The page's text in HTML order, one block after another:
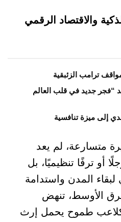
والاقتصاد الرقمي
ترامب الزئبقية
“فجر جديد في قلب العالم
إلى ميزة تنافسية
متسارعة، لم يعد
أو ترفًا تنظيميًا، بل
المدن واستدامة
الأوسط، تنهض
كلاعب طموح يحمل إرث